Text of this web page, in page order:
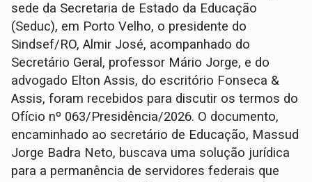
sede da Secretaria de Estado da Educação
(Seduc), em Porto Velho, o presidente do
Sindsef/RO, Almir José, acompanhado do
Secretário Geral, professor Mário Jorge, e do
advogado Elton Assis, do escritório Fonseca &
Assis, foram recebidos para discutir os termos do
Ofício nº 063/Presidência/2026. O documento,
encaminhado ao secretário de Educação, Massud
Jorge Badra Neto, buscava uma solução jurídica
para a permanência de servidores federais que